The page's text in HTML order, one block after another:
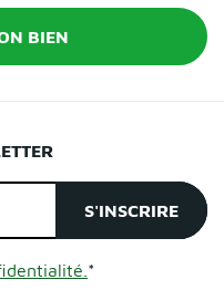
BIEN
*